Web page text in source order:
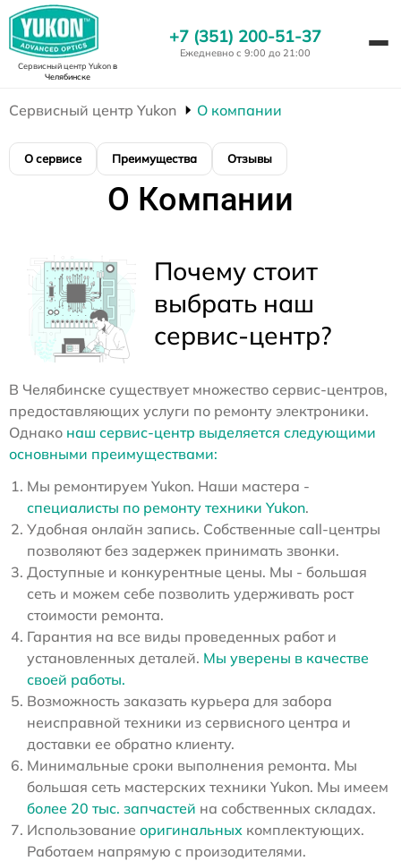
Сервисный центр Yukonв
Челябинске
+7 (351) 200-51-37
Ежедневно с 9:00 до 21:00
Сервисный центр Yukon О компании
О сервисе Преимущества Отзывы
О Компании
Почему стоит
выбрать наш
сервис-центр?
В Челябинске существует множество сервис-центров,
предоставляющих услуги по ремонту электроники.
Однако наш сервис-центр выделяется следующими
основными преимуществами:
Мы ремонтируем Yukon. Наши мастера -
специалисты по ремонту техники Yukon.
Удобная онлайн запись. Собственные call-центры
позволяют без задержек принимать звонки.
Доступные и конкурентные цены. Мы - большая
сеть и можем себе позволить удерживать рост
стоимости ремонта.
Гарантия на все виды проведенных работ и
установленных деталей. Мы уверены в качестве
своей работы.
Возможность заказать курьера для забора
неисправной техники из сервисного центра и
доставки ее обратно клиенту.
Минимальные сроки выполнения ремонта. Мы
большая сеть мастерских техники Yukon. Мы имеем
более 20 тыс. запчастей на собственных складах.
Использование оригинальных комплектующих.
Работаем напрямую с произодителями.